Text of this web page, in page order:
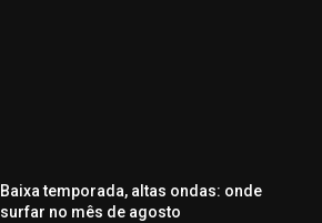
Baixa temporada, altas ondas: onde
surfar no mês de agosto